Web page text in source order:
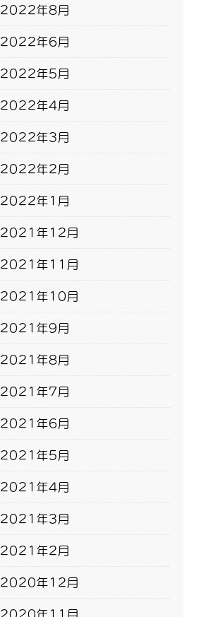
2022年8月
2022年6月
2022年5月
2022年4月
2022年3月
2022年2月
2022年1月
2021年12月
2021年11月
2021年10月
2021年9月
2021年8月
2021年7月
2021年6月
2021年5月
2021年4月
2021年3月
2021年2月
2020年12月
2020年11月